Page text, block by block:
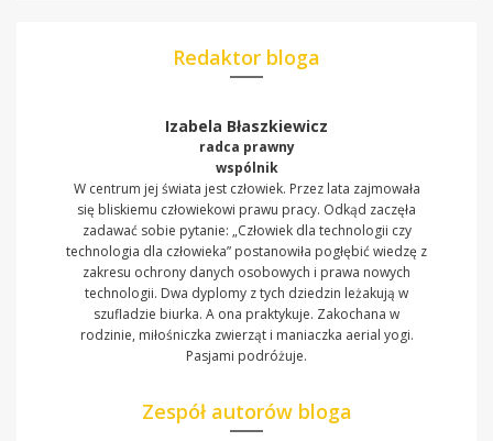
Redaktor bloga
Izabela Błaszkiewicz
radca prawny
wspólnik
W centrum jej świata jest człowiek. Przez lata zajmowała
się bliskiemu człowiekowi prawu pracy. Odkąd zaczęła
zadawać sobie pytanie: „Człowiek dla technologii czy
technologia dla człowieka” postanowiła pogłębić wiedzę z
zakresu ochrony danych osobowych i prawa nowych
technologii. Dwa dyplomy z tych dziedzin leżakują w
szufladzie biurka. A ona praktykuje. Zakochana w
rodzinie, miłośniczka zwierząt i maniaczka aerial yogi.
Pasjami podróżuje.
Zespół autorów bloga